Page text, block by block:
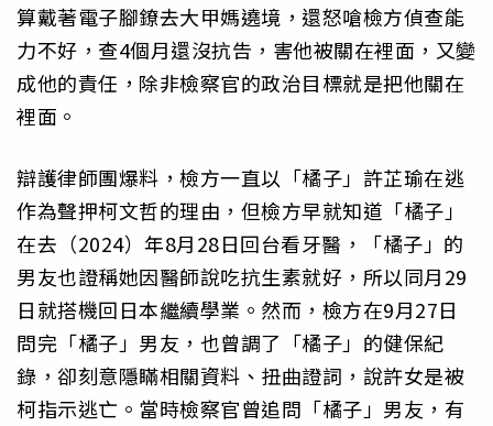
算戴著電子腳鐐去大甲媽遶境，還怒嗆檢方偵查能
力不好，查4個月還沒抗告，害他被關在裡面，又變
成他的責任，除非檢察官的政治目標就是把他關在
裡面。
辯護律師團爆料，檢方一直以「橘子」許芷瑜在逃
作為聲押柯文哲的理由，但檢方早就知道「橘子」
在去（2024）年8月28日回台看牙醫，「橘子」的
男友也證稱她因醫師說吃抗生素就好，所以同月29
日就搭機回日本繼續學業。然而，檢方在9月27日
問完「橘子」男友，也曾調了「橘子」的健保紀
錄，卻刻意隱瞞相關資料、扭曲證詞，說許女是被
柯指示逃亡。當時檢察官曾追問「橘子」男友，有